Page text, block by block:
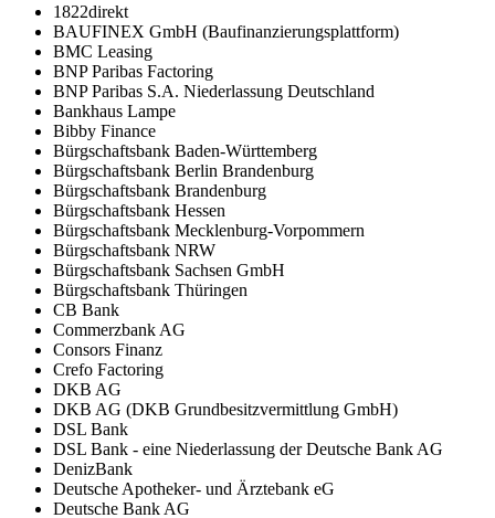
1822direkt
BAUFINEX GmbH (Baufinanzierungsplattform)
BMC Leasing
BNP Paribas Factoring
BNP Paribas S.A. Niederlassung Deutschland
Bankhaus Lampe
Bibby Finance
Bürgschaftsbank Baden-Württemberg
Bürgschaftsbank Berlin Brandenburg
Bürgschaftsbank Brandenburg
Bürgschaftsbank Hessen
Bürgschaftsbank Mecklenburg-Vorpommern
Bürgschaftsbank NRW
Bürgschaftsbank Sachsen GmbH
Bürgschaftsbank Thüringen
CB Bank
Commerzbank AG
Consors Finanz
Crefo Factoring
DKB AG
DKB AG (DKB Grundbesitzvermittlung GmbH)
DSL Bank
DSL Bank - eine Niederlassung der Deutsche Bank AG
DenizBank
Deutsche Apotheker- und Ärztebank eG
Deutsche Bank AG